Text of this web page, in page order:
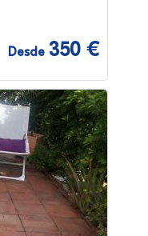
Desde 350 €